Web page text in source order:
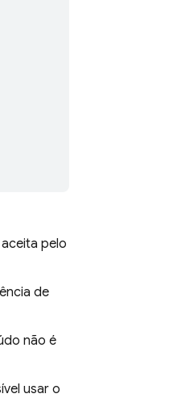
pelo
de
não é
usar o